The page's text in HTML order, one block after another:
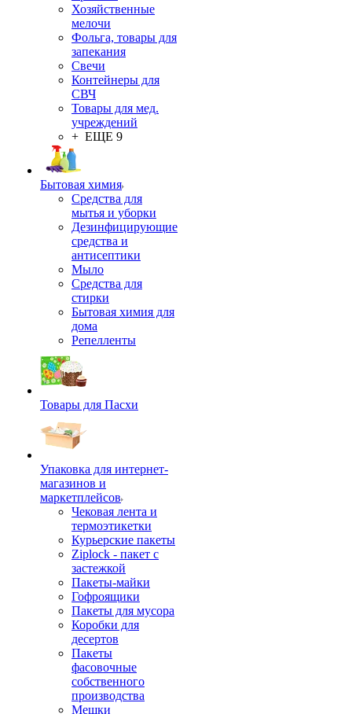
Хозяйственные
мелочи
Фольга, товары для
запекания
Свечи
Контейнеры для
СВЧ
Товары для мед.
учреждений
+ ЕЩЕ 9
Бытовая химия
Средства для
мытья и уборки
Дезинфицирующие
средства и
антисептики
Мыло
Средства для
стирки
Бытовая химия для
дома
Репелленты
Товары для Пасхи
Упаковка для интернет-
магазинов и
маркетплейсов
Чековая лента и
термоэтикетки
Курьерские пакеты
Ziplock - пакет с
застежкой
Пакеты-майки
Гофроящики
Пакеты для мусора
Коробки для
десертов
Пакеты
фасовочные
собственного
производства
Мешки